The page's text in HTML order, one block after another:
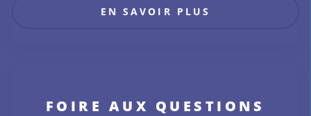
EN SAVOIR PLUS
FOIRE AUX QUESTIONS